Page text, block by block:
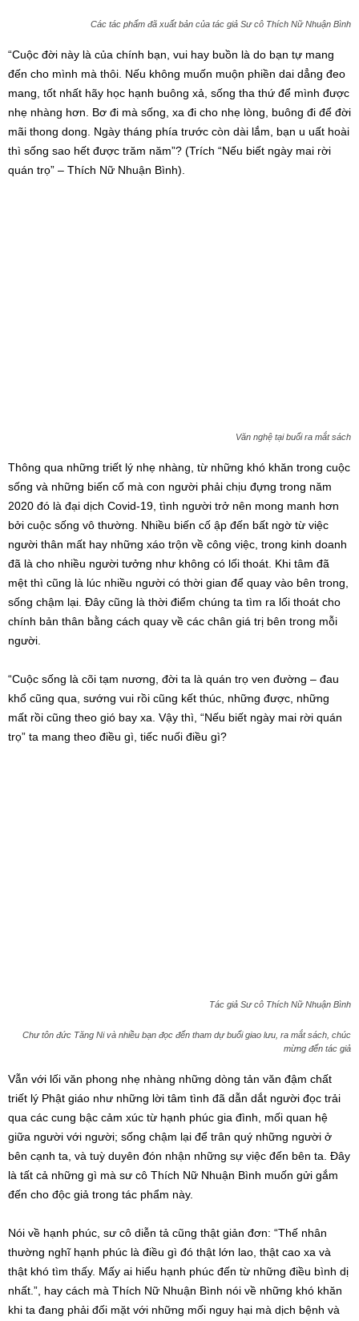
Các tác phẩm đã xuất bản của tác giả Sư cô Thích Nữ Nhuận Bình
“Cuộc đời này là của chính bạn, vui hay buồn là do bạn tự mang
đến cho mình mà thôi. Nếu không muốn muộn phiền dai dẳng đeo
mang, tốt nhất hãy học hạnh buông xả, sống tha thứ để mình được
nhẹ nhàng hơn. Bơ đi mà sống, xa đi cho nhẹ lòng, buông đi để đời
mãi thong dong. Ngày tháng phía trước còn dài lắm, bạn u uất hoài
thì sống sao hết được trăm năm”? (Trích “Nếu biết ngày mai rời
quán trọ” – Thích Nữ Nhuận Bình).
Văn nghệ tại buổi ra mắt sách
Thông qua những triết lý nhẹ nhàng, từ những khó khăn trong cuộc
sống và những biến cố mà con người phải chịu đựng trong năm
2020 đó là đại dịch Covid-19, tình người trở nên mong manh hơn
bởi cuộc sống vô thường. Nhiều biến cố ập đến bất ngờ từ việc
người thân mất hay những xáo trộn về công việc, trong kinh doanh
đã là cho nhiều người tưởng như không có lối thoát. Khi tâm đã
mệt thì cũng là lúc nhiều người có thời gian để quay vào bên trong,
sống chậm lại. Đây cũng là thời điểm chúng ta tìm ra lối thoát cho
chính bản thân bằng cách quay về các chân giá trị bên trong mỗi
người.
“Cuộc sống là cõi tạm nương, đời ta là quán trọ ven đường – đau
khổ cũng qua, sướng vui rồi cũng kết thúc, những được, những
mất rồi cũng theo gió bay xa. Vậy thì, “Nếu biết ngày mai rời quán
trọ” ta mang theo điều gì, tiếc nuối điều gì?
Tác giả Sư cô Thích Nữ Nhuận Bình
Chư tôn đức Tăng Ni và nhiều bạn đọc đến tham dự buổi giao lưu, ra mắt sách, chúc
mừng đến tác giả
Vẫn với lối văn phong nhẹ nhàng những dòng tản văn đậm chất
triết lý Phật giáo như những lời tâm tình đã dẫn dắt người đọc trải
qua các cung bậc cảm xúc từ hạnh phúc gia đình, mối quan hệ
giữa người với người; sống chậm lại để trân quý những người ở
bên cạnh ta, và tuỳ duyên đón nhận những sự việc đến bên ta. Đây
là tất cả những gì mà sư cô Thích Nữ Nhuận Bình muốn gửi gắm
đến cho độc giả trong tác phẩm này.
Nói về hạnh phúc, sư cô diễn tả cũng thật giản đơn: “Thế nhân
thường nghĩ hạnh phúc là điều gì đó thật lớn lao, thật cao xa và
thật khó tìm thấy. Mấy ai hiểu hạnh phúc đến từ những điều bình dị
nhất.”, hay cách mà Thích Nữ Nhuận Bình nói về những khó khăn
khi ta đang phải đối mặt với những mối nguy hại mà dịch bệnh và